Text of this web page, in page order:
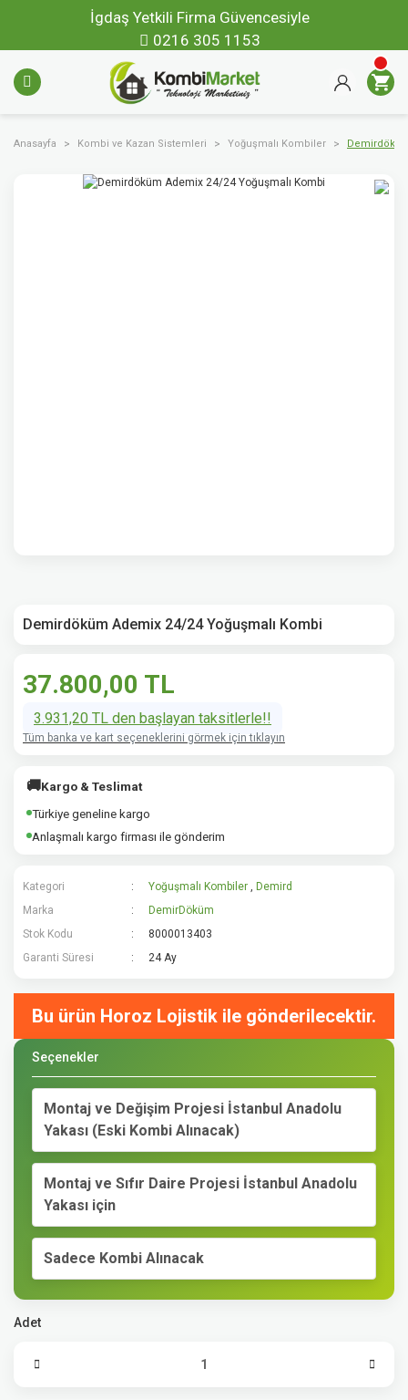
İgdaş Yetkili Firma Güvencesiyle
0216 305 1153
Anasayfa Kombi ve Kazan Sistemleri Yoğuşmalı Kombiler
Demirdöküm Ademix 24/24 Yoğuşmalı Kombi
37.800,00 TL
3.931,20 TL den başlayan taksitlerle!!
Tüm banka ve kart seçeneklerini görmek için tıklayın
🚚Kargo & Teslimat
Türkiye geneline kargo
Anlaşmalı kargo firması ile gönderim
Kategori Yoğuşmalı Kombiler , Demirdöküm Kombi
Marka
DemirDöküm
Stok Kodu
8000013403
Garanti Süresi
24 Ay
Bu ürün Horoz Lojistik ile gönderilecektir.
Seçenekler
Montaj ve Değişim Projesi İstanbul Anadolu
Yakası (Eski Kombi Alınacak)
Montaj ve Sıfır Daire Projesi İstanbul Anadolu
Yakası için
Sadece Kombi Alınacak
Adet